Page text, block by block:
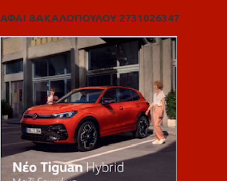
ΑΦΑΙ ΒΑΚΑΛΟΠΟΥΛΟΥ 2731026347